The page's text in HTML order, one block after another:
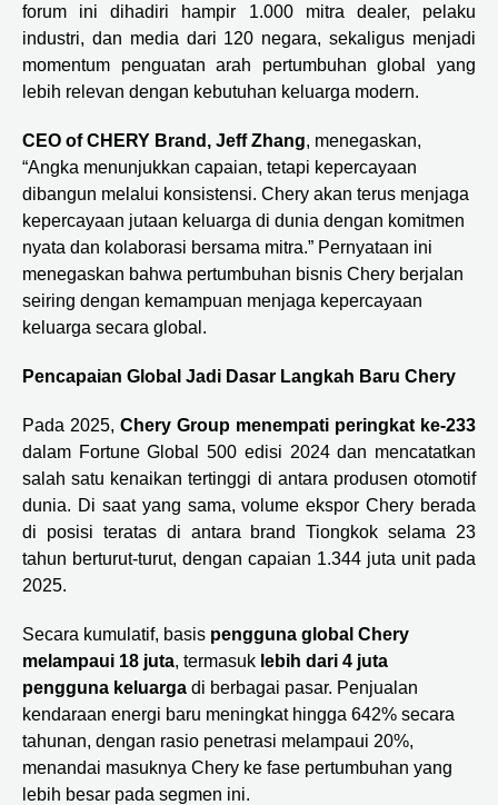
forum ini dihadiri hampir 1.000 mitra dealer, pelaku
industri, dan media dari 120 negara, sekaligus menjadi
momentum penguatan arah pertumbuhan global yang
lebih relevan dengan kebutuhan keluarga modern.
CEO of CHERY Brand, Jeff Zhang, menegaskan,
“Angka menunjukkan capaian, tetapi kepercayaan
dibangun melalui konsistensi. Chery akan terus menjaga
kepercayaan jutaan keluarga di dunia dengan komitmen
nyata dan kolaborasi bersama mitra.” Pernyataan ini
menegaskan bahwa pertumbuhan bisnis Chery berjalan
seiring dengan kemampuan menjaga kepercayaan
keluarga secara global.
Pencapaian Global Jadi Dasar Langkah Baru Chery
Pada 2025, Chery Group menempati peringkat ke-233
dalam Fortune Global 500 edisi 2024 dan mencatatkan
salah satu kenaikan tertinggi di antara produsen otomotif
dunia. Di saat yang sama, volume ekspor Chery berada
di posisi teratas di antara brand Tiongkok selama 23
tahun berturut-turut, dengan capaian 1.344 juta unit pada
2025.
Secara kumulatif, basis pengguna global Chery
melampaui 18 juta, termasuk lebih dari 4 juta
pengguna keluarga di berbagai pasar. Penjualan
kendaraan energi baru meningkat hingga 642% secara
tahunan, dengan rasio penetrasi melampaui 20%,
menandai masuknya Chery ke fase pertumbuhan yang
lebih besar pada segmen ini.